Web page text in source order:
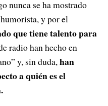
nunca se ha mostrado
y por el
que tiene talento para
radio han hecho en
y, sin duda, han
a quién es el